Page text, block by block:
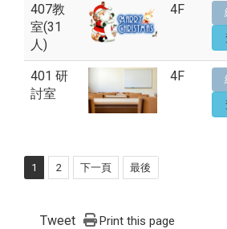
407教
室(31
人)
4F
401 研
討室
4F
1 2 下一頁 最後
Tweet Print this page